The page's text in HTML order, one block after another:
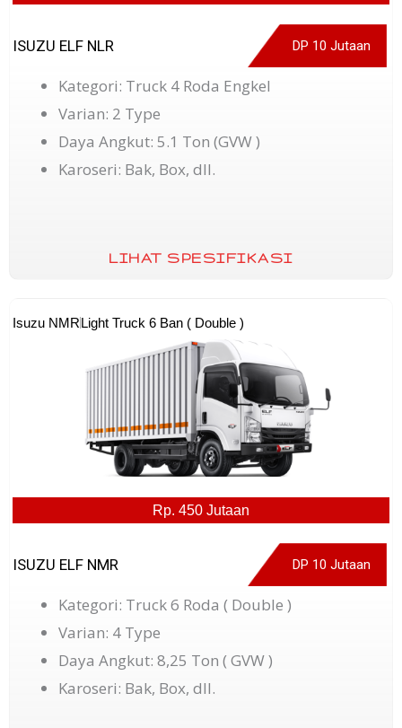
ISUZU ELF NLR DP 10 Jutaan
Kategori: Truck 4 Roda Engkel
Varian: 2 Type
Daya Angkut: 5.1 Ton (GVW )
Karoseri: Bak, Box, dll.
LIHAT SPESIFIKASI
Isuzu NMRLight Truck 6 Ban ( Double )
Rp. 450 Jutaan
ISUZU ELF NMR DP 10 Jutaan
Kategori: Truck 6 Roda ( Double )
Varian: 4 Type
Daya Angkut: 8,25 Ton ( GVW )
Karoseri: Bak, Box, dll.